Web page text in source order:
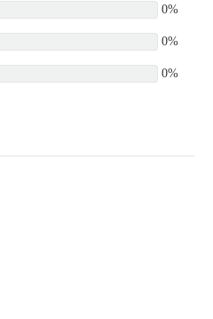
0%
0%
0%